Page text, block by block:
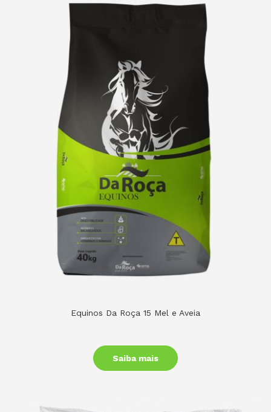
Equinos Da Roça 15 Mel e Aveia
Saiba mais